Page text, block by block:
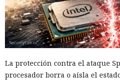
La protección contra el ataque
procesador borra o aísla el